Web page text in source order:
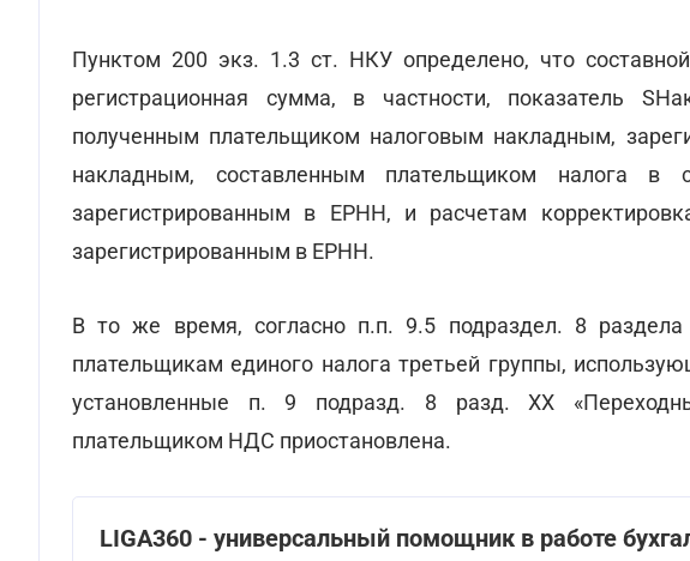
Пунктом 200 экз. 1.3 ст. НКУ определено, что
регистрационная сумма, в частности, показатель
полученным плательщиком налоговым накладным,
накладным, составленным плательщиком налога
зарегистрированным в ЕРНН, и расчетам
зарегистрированным в ЕРНН.
В то же время, согласно п.п. 9.5 подраздел. 8
плательщикам единого налога третьей группы,
установленные п. 9 подразд. 8 разд. ХХ
плательщиком НДС приостановлена.
LIGA360 - универсальный помощник в работе